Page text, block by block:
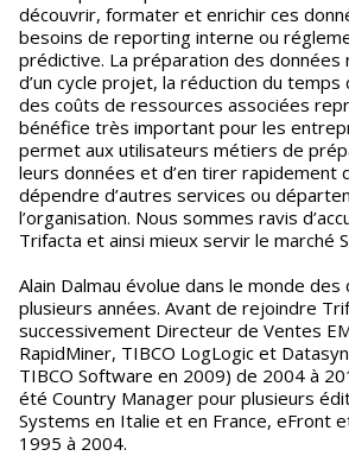
découvrir, formater et enrichir ces
besoins de reporting interne ou
prédictive. La préparation des
d’un cycle projet, la réduction du
des coûts de ressources associées
bénéfice très important pour les
permet aux utilisateurs métiers de
leurs données et d’en tirer rapidement
dépendre d’autres services ou
l’organisation. Nous sommes ravis
Trifacta et ainsi mieux servir le marché
Alain Dalmau évolue dans le monde
plusieurs années. Avant de rejoindre
successivement Directeur de Ventes
RapidMiner, TIBCO LogLogic et
TIBCO Software en 2009) de 2004 à
été Country Manager pour plusieurs
Systems en Italie et en France, eFront
1995 à 2004.